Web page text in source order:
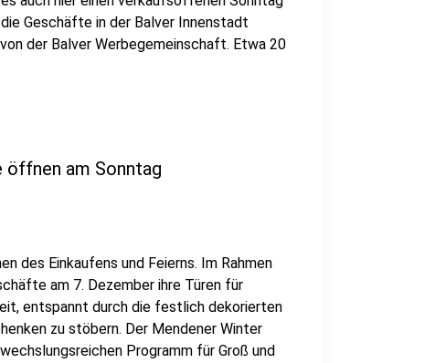
Geschäfte in der Balver Innenstadt
der Balver Werbegemeinschaft. Etwa 20
öffnen am Sonntag
des Einkaufens und Feierns. Im Rahmen
am 7. Dezember ihre Türen für
entspannt durch die festlich dekorierten
zu stöbern. Der Mendener Winter
Programm für Groß und